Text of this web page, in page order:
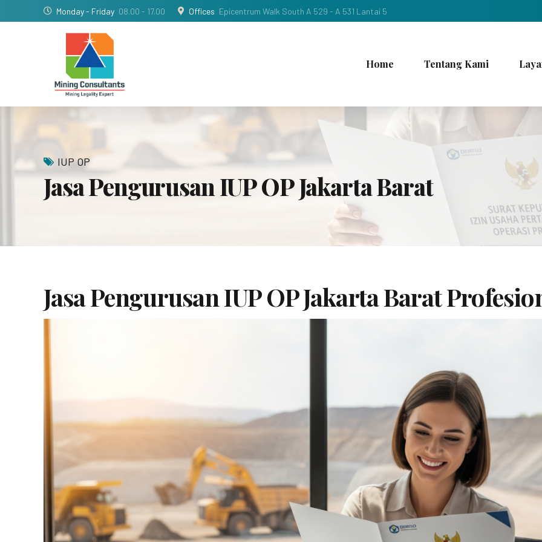
Monday - Friday 08.00 - 17.00 Offices Epicentrum Walk South A 529 - A 531 Lantai 5
Home Tentang Kami
IUP OP
Jasa Pengurusan IUP OP Jakarta Barat
Jasa Pengurusan IUP OP Jakarta Barat